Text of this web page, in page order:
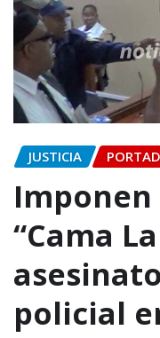
JUSTICIA
Imponen
“Cama
policial